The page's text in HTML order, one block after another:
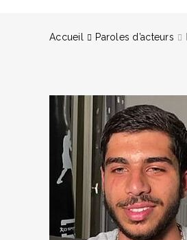
Accueil Paroles d’acteurs